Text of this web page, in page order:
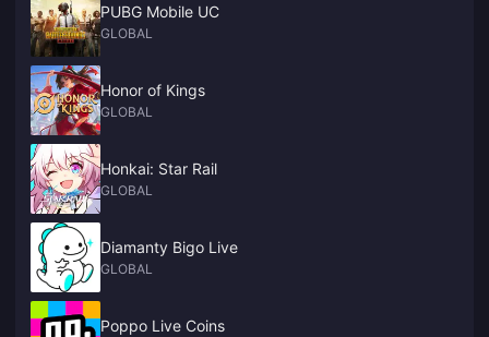
PUBG Mobile UC
GLOBAL
Honor of Kings
GLOBAL
Honkai: Star Rail
GLOBAL
Diamanty Bigo Live
GLOBAL
Poppo Live Coins